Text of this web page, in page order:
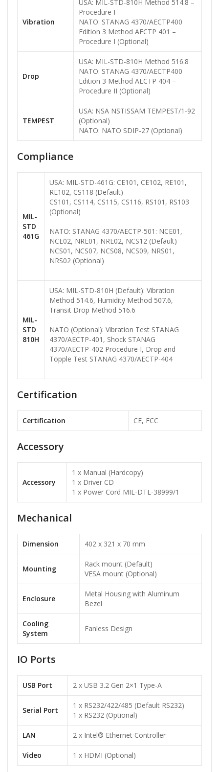
Vibration
USA: MIL-STD-810H Method 514.8 –
Procedure I
NATO: STANAG 4370/AECTP400
Edition 3 Method AECTP 401 –
Procedure I (Optional)
Drop
USA: MIL-STD-810H Method 516.8
NATO: STANAG 4370/AECTP400
Edition 3 Method AECTP 404 –
Procedure II (Optional)
TEMPEST
USA: NSA NSTISSAM TEMPEST/1-92
(Optional)
NATO: NATO SDIP-27 (Optional)
Compliance
MIL-
STD
461G
USA: MIL-STD-461G: CE101, CE102, RE101,
RE102, CS118 (Default)
CS101, CS114, CS115, CS116, RS101, RS103
(Optional)
NATO: STANAG 4370/AECTP-501: NCE01,
NCE02, NRE01, NRE02, NCS12 (Default)
NCS01, NCS07, NCS08, NCS09, NRS01,
NRS02 (Optional)
MIL-
STD
810H
USA: MIL-STD-810H (Default): Vibration
Method 514.6, Humidity Method 507.6,
Transit Drop Method 516.6
NATO (Optional): Vibration Test STANAG
4370/AECTP-401, Shock STANAG
4370/AECTP-402 Procedure I, Drop and
Topple Test STANAG 4370/AECTP-404
Certification
Certification CE, FCC
Accessory
Accessory
1 x Manual (Hardcopy)
1 x Driver CD
1 x Power Cord MIL-DTL-38999/1
Mechanical
Dimension 402 x 321 x 70 mm
Mounting
Rack mount (Default)
VESA mount (Optional)
Enclosure
Metal Housing with Aluminum
Bezel
Cooling
System
Fanless Design
IO Ports
USB Port 2 x USB 3.2 Gen 2×1 Type-A
Serial Port
1 x RS232/422/485 (Default RS232)
1 x RS232 (Optional)
LAN 2 x Intel® Ethernet Controller
Video 1 x HDMI (Optional)